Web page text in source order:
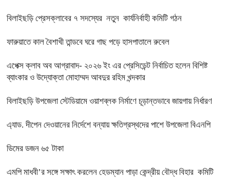
বিলাইছড়ি প্রেসক্লাবের ৭ সদস্যের নতুন কার্যনির্বাহী কমিটি গঠন
ফারুয়াতে কাল বৈশাখী তান্ডবে ঘরে গাছ পড়ে হাসপাতালে রুবেল
এপেক্স ক্লাব অব আগ্রাবাদ- ২০২৬ ইং এর প্রেসিডেন্ট নির্বাচিত হলেন বিশিষ্ট
ব্যাংকার ও উদ্যোক্তা মোহাম্মদ আবদুর রহিম খন্দকার
বিলাইছড়ি উপজেলা স্টেডিয়ামে ওয়াশব্লক নির্মাণে চূড়ান্তভাবে জায়গায় নির্ধারণ
এ্যাড. দীপেন দেওয়ানের নির্দেশে বন্যায় ক্ষতিগ্রস্থদের পাশে উপজেলা বিএনপি
ডিমের ডজন ৬৫ টাকা
এমপি মাধবী’র সঙ্গে সক্ষাৎ করলেন হেডম্যান পাড়া কেন্দ্রীয় বৌদ্ধ বিহার কমিটি